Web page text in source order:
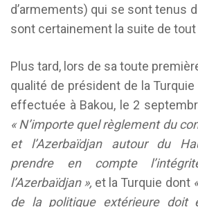
d’armements) qui se sont tenus
sont certainement la suite de tout
Plus tard, lors de sa toute
qualité de président de la Turquie
effectuée à Bakou, le 2
« N’importe quel règlement du
et l’Azerbaïdjan autour du
prendre en compte
l’Azerbaïdjan », et la Turquie dont
de la politique extérieure